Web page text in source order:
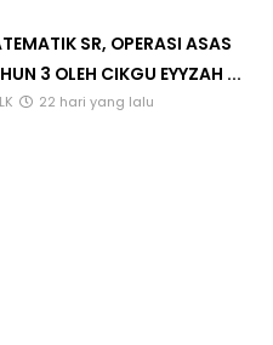
SR, OPERASI ASAS
3 OLEH CIKGU EYYZAH ...
22 hari yang lalu